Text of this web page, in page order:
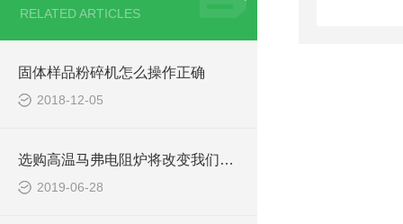
RELATED ARTICLES
固体样品粉碎机怎么操作正确
2018-12-05
选购高温马弗电阻炉将改变我们的生活
2019-06-28